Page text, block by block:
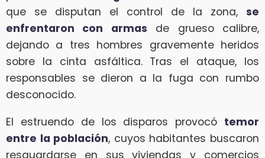
que se disputan el control de la zona, se
enfrentaron con armas de grueso calibre,
dejando a tres hombres gravemente heridos
sobre la cinta asfáltica. Tras el ataque, los
responsables se dieron a la fuga con rumbo
desconocido.
El estruendo de los disparos provocó temor
entre la población, cuyos habitantes buscaron
resguardarse en sus viviendas y comercios